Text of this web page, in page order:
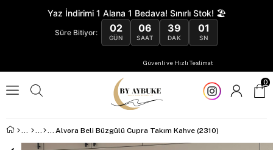
Yaz İndirimi 1 Alana 1 Bedava! Sınırlı Stok! 🏖️
Süre Bitiyor: 02
GÜN
06
SAAT
39
DAK
00
SN
Güvenli ve Hızlı Teslimat
0
Alvora Beli Büzgülü Cupra Takım Kahve (2310)